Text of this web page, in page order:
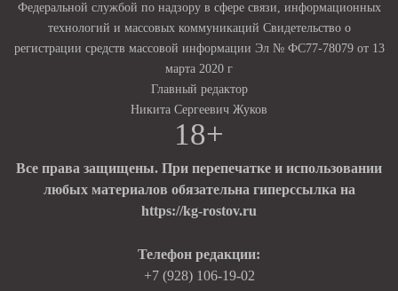
Федеральной службой по надзору в сфере связи, информационных
технологий и массовых коммуникаций Свидетельство о
регистрации средств массовой информации Эл № ФС77-78079 от 13
марта 2020 г
Главный редактор
Никита Сергеевич Жуков
18+
Все права защищены. При перепечатке и использовании
любых материалов обязательна гиперссылка на
https://kg-rostov.ru
Телефон редакции:
+7 (928) 106-19-02